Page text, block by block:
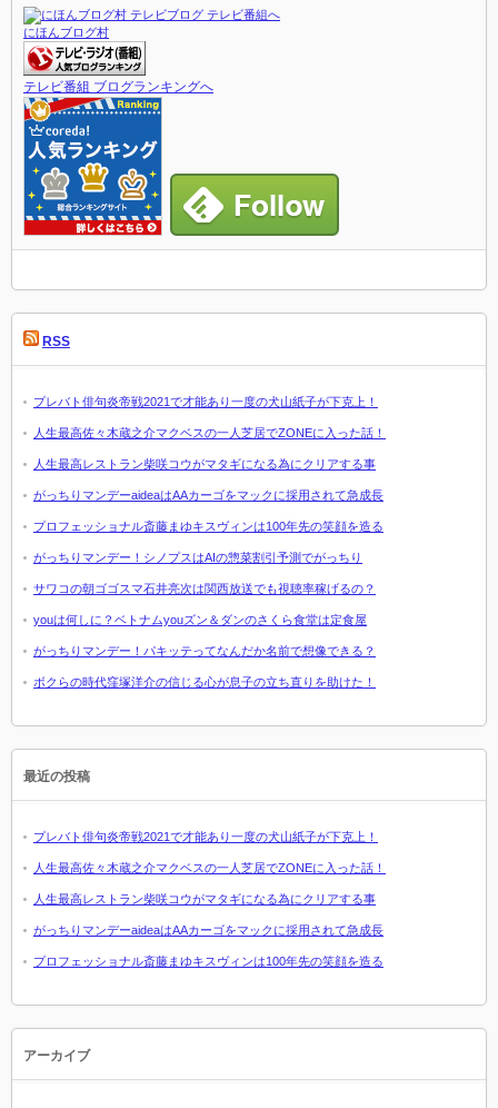
にほんブログ村
テレビ番組 ブログランキングへ
RSS
プレバト俳句炎帝戦2021で才能あり一度の犬山紙子が下克上！
人生最高佐々木蔵之介マクベスの一人芝居でZONEに入った話！
人生最高レストラン柴咲コウがマタギになる為にクリアする事
がっちりマンデーaideaはAAカーゴをマックに採用されて急成長
プロフェッショナル斎藤まゆキスヴィンは100年先の笑顔を造る
がっちりマンデー！シノプスはAIの惣菜割引予測でがっちり
サワコの朝ゴゴスマ石井亮次は関西放送でも視聴率稼げるの？
youは何しに？ベトナムyouズン＆ダンのさくら食堂は定食屋
がっちりマンデー！パキッテってなんだか名前で想像できる？
ボクらの時代窪塚洋介の信じる心が息子の立ち直りを助けた！
最近の投稿
プレバト俳句炎帝戦2021で才能あり一度の犬山紙子が下克上！
人生最高佐々木蔵之介マクベスの一人芝居でZONEに入った話！
人生最高レストラン柴咲コウがマタギになる為にクリアする事
がっちりマンデーaideaはAAカーゴをマックに採用されて急成長
プロフェッショナル斎藤まゆキスヴィンは100年先の笑顔を造る
アーカイブ